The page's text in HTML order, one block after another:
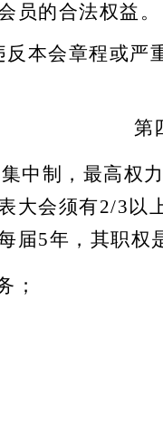
员的合法权益。
本会章程或严
第
中制，最高权力
大会须有2/3以
届5年，其职权
；